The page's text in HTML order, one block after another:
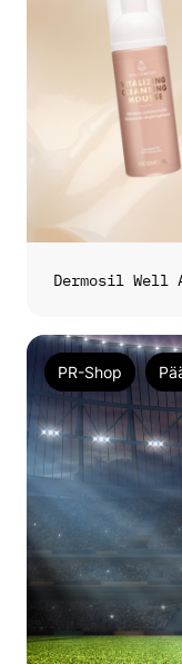
Dermosil Well
PR-Shop